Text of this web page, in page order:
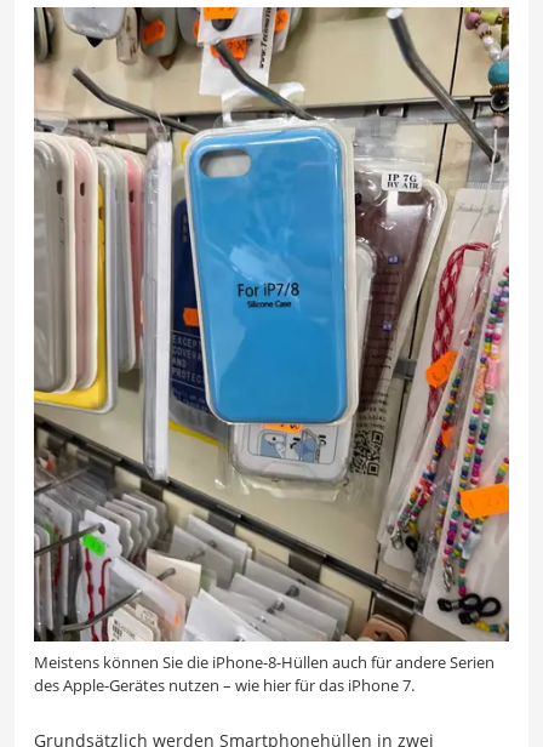
Meistens können Sie die iPhone-8-Hüllen auch für andere Serien
des Apple-Gerätes nutzen – wie hier für das iPhone 7.
Grundsätzlich werden Smartphonehüllen in zwei